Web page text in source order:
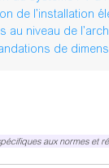
de l’installation
au niveau de
de
aux normes et